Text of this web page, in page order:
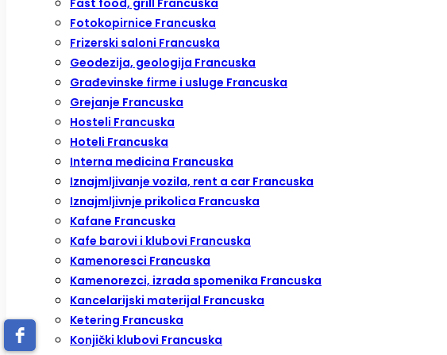
Fotokopirnice Francuska
Frizerski saloni Francuska
Geodezija, geologija Francuska
Građevinske firme i usluge Francuska
Grejanje Francuska
Hosteli Francuska
Hoteli Francuska
Interna medicina Francuska
Iznajmljivanje vozila, rent a car Francuska
Iznajmljivnje prikolica Francuska
Kafane Francuska
Kafe barovi i klubovi Francuska
Kamenoresci Francuska
Kamenorezci, izrada spomenika Francuska
Kancelarijski materijal Francuska
Ketering Francuska
Konjički klubovi Francuska